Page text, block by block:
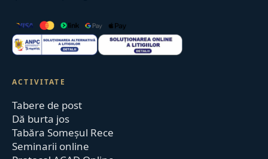
ACTIVITATE
Tabere de post
Dă burta jos
Tabăra Someșul Rece
Seminarii online